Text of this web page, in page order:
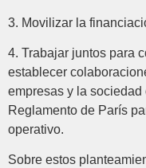
3. Movilizar la
4. Trabajar juntos para
establecer
empresas y la sociedad
Reglamento de París
operativo.
Sobre estos